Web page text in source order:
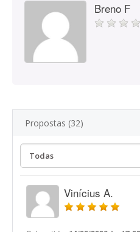
Breno F
Propostas (32)
Vinícius A.